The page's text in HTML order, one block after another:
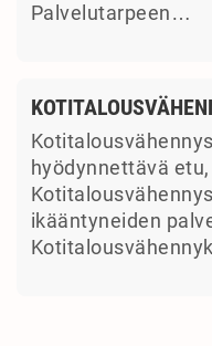
Palvelutarpeen…
hyödynnettävä
ikääntyneiden